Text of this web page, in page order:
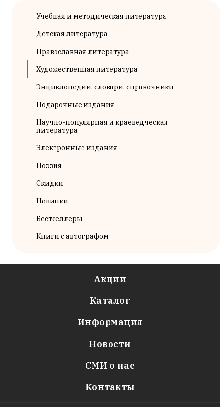
Учебная и методическая литература
Детская литература
Православная литература
Художественная литература
Энциклопедии, словари, справочники
Подарочные издания
Научно-популярная и краеведческая
литература
Электронные издания
Поэзия
Скидки
Новинки
Бестселлеры
Книги с автографом
Акции
Каталог
Информация
Новости
СМИ о нас
Контакты